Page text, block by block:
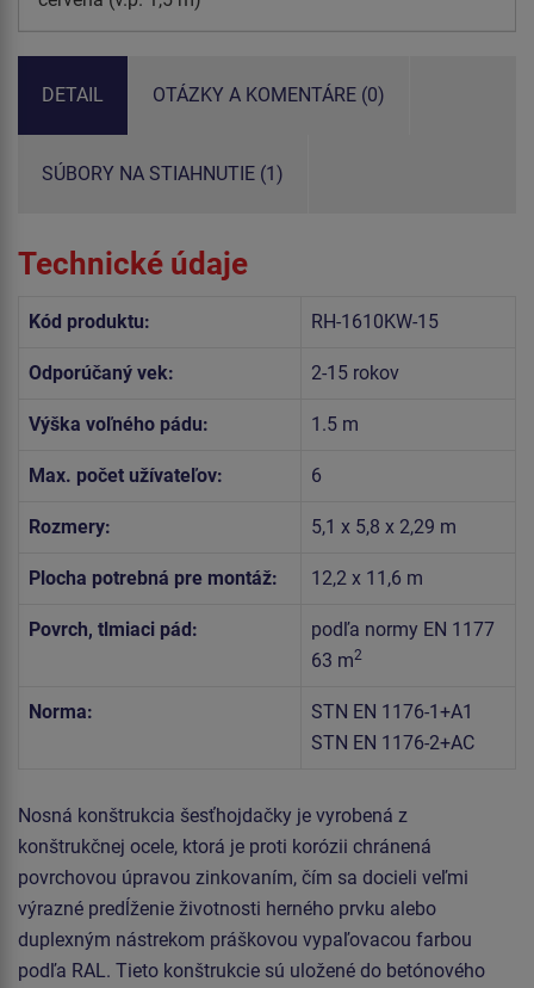
DETAIL OTÁZKY A KOMENTÁRE (0)
SÚBORY NA STIAHNUTIE (1)
Technické údaje
Kód produktu: RH-1610KW-15
Odporúčaný vek: 2-15 rokov
Výška voľného pádu: 1.5 m
Max. počet užívateľov: 6
Rozmery: 5,1 x 5,8 x 2,29 m
Plocha potrebná pre montáž: 12,2 x 11,6 m
Povrch, tlmiaci pád:
podľa normy EN 1177
63 m2
Norma:
STN EN 1176-1+A1
STN EN 1176-2+AC
Nosná konštrukcia šesťhojdačky je vyrobená z
konštrukčnej ocele, ktorá je proti korózii chránená
povrchovou úpravou zinkovaním, čím sa docieli veľmi
výrazné predĺženie životnosti herného prvku alebo
duplexným nástrekom práškovou vypaľovacou farbou
podľa RAL. Tieto konštrukcie sú uložené do betónového